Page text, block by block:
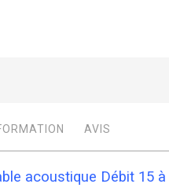
acoustique Débit 15
AVIS